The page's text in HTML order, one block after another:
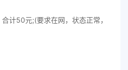
计50元;(要求在网，状态正常，